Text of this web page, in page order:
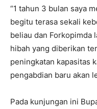
“1 tahun 3 bulan saya
begitu terasa sekali
beliau dan Forkopimda
hibah yang diberikan
peningkatan kapasitas
pengabdian baru akan
Pada kunjungan ini